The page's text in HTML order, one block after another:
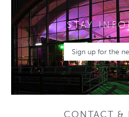
STAY
Sign up for the
CONTACT &